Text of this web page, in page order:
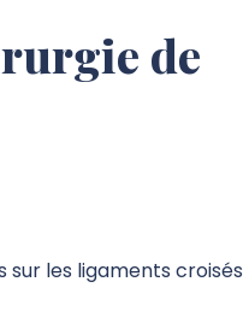
de
sur les ligaments croisés